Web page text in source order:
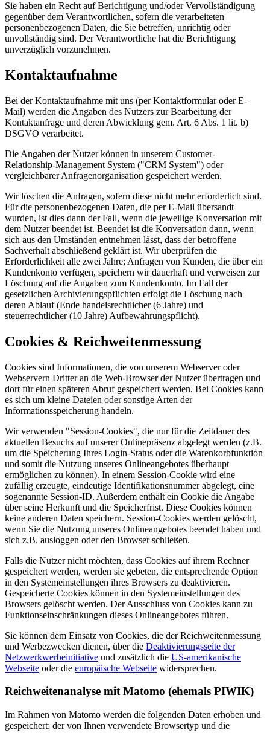
Sie haben ein Recht auf Berichtigung und/oder Vervollständigung
gegenüber dem Verantwortlichen, sofern die verarbeiteten
personenbezogenen Daten, die Sie betreffen, unrichtig oder
unvollständig sind. Der Verantwortliche hat die Berichtigung
unverzüglich vorzunehmen.
Kontaktaufnahme
Bei der Kontaktaufnahme mit uns (per Kontaktformular oder E-
Mail) werden die Angaben des Nutzers zur Bearbeitung der
Kontaktanfrage und deren Abwicklung gem. Art. 6 Abs. 1 lit. b)
DSGVO verarbeitet.
Die Angaben der Nutzer können in unserem Customer-
Relationship-Management System ("CRM System") oder
vergleichbarer Anfragenorganisation gespeichert werden.
Wir löschen die Anfragen, sofern diese nicht mehr erforderlich sind.
Für die personenbezogenen Daten, die per E-Mail übersandt
wurden, ist dies dann der Fall, wenn die jeweilige Konversation mit
dem Nutzer beendet ist. Beendet ist die Konversation dann, wenn
sich aus den Umständen entnehmen lässt, dass der betroffene
Sachverhalt abschließend geklärt ist. Wir überprüfen die
Erforderlichkeit alle zwei Jahre; Anfragen von Kunden, die über ein
Kundenkonto verfügen, speichern wir dauerhaft und verweisen zur
Löschung auf die Angaben zum Kundenkonto. Im Fall der
gesetzlichen Archivierungspflichten erfolgt die Löschung nach
deren Ablauf (Ende handelsrechtlicher (6 Jahre) und
steuerrechtlicher (10 Jahre) Aufbewahrungspflicht).
Cookies & Reichweitenmessung
Cookies sind Informationen, die von unserem Webserver oder
Webservern Dritter an die Web-Browser der Nutzer übertragen und
dort für einen späteren Abruf gespeichert werden. Bei Cookies kann
es sich um kleine Dateien oder sonstige Arten der
Informationsspeicherung handeln.
Wir verwenden "Session-Cookies", die nur für die Zeitdauer des
aktuellen Besuchs auf unserer Onlinepräsenz abgelegt werden (z.B.
um die Speicherung Ihres Login-Status oder die Warenkorbfunktion
und somit die Nutzung unseres Onlineangebotes überhaupt
ermöglichen zu können). In einem Session-Cookie wird eine
zufällig erzeugte, eindeutige Identifikationsnummer abgelegt, eine
sogenannte Session-ID. Außerdem enthält ein Cookie die Angabe
über seine Herkunft und die Speicherfrist. Diese Cookies können
keine anderen Daten speichern. Session-Cookies werden gelöscht,
wenn Sie die Nutzung unseres Onlineangebotes beendet haben und
sich z.B. ausloggen oder den Browser schließen.
Falls die Nutzer nicht möchten, dass Cookies auf ihrem Rechner
gespeichert werden, werden sie gebeten, die entsprechende Option
in den Systemeinstellungen ihres Browsers zu deaktivieren.
Gespeicherte Cookies können in den Systemeinstellungen des
Browsers gelöscht werden. Der Ausschluss von Cookies kann zu
Funktionseinschränkungen dieses Onlineangebotes führen.
Sie können dem Einsatz von Cookies, die der Reichweitenmessung
und Werbezwecken dienen, über die Deaktivierungsseite der
Netzwerkwerbeinitiative und zusätzlich die US-amerikanische
Webseite oder die europäische Webseite widersprechen.
Reichweitenanalyse mit Matomo (ehemals PIWIK)
Im Rahmen von Matomo werden die folgenden Daten erhoben und
gespeichert: der von Ihnen verwendete Browsertyp und die